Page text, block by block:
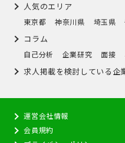
人気のエリア
東京都 神奈川県 埼玉県
コラム
自己分析 企業研究 面接
求人掲載を検討している企
運営会社情報
会員規約